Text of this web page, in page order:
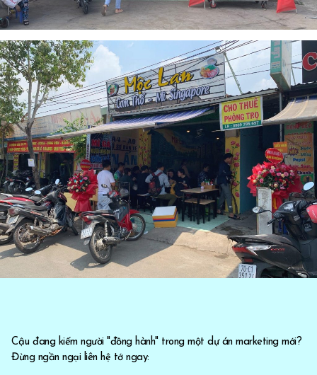
Cậu đang kiếm người "đồng hành" trong một dự án marketing mới?
Đừng ngần ngại liên hệ tớ ngay: